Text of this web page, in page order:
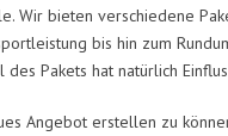
Wir bieten verschiedene
bis hin zum
des Pakets hat natürlich
Angebot erstellen zu